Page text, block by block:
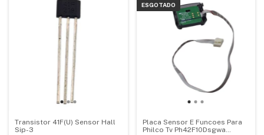
Transistor 41F(U) Sensor Hall
Sip-3
ESGOTADO
Placa Sensor E Funcoes Para
Philco Tv Ph42F10Dsgwa